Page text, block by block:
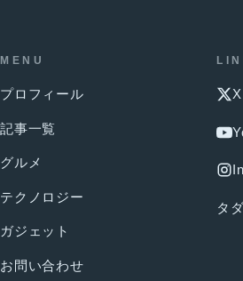
MENU
プロフィール
記事一覧
グルメ
テクノロジー
ガジェット
お問い合わせ
X
タ